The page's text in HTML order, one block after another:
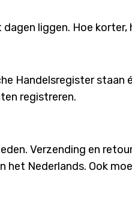
liggen. Hoe korter,
Handelsregister staan
registreren.
Verzending en
het Nederlands. Ook